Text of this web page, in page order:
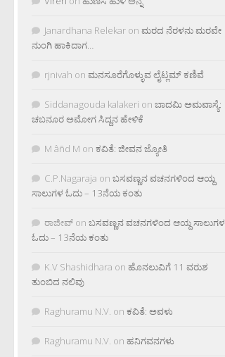
Janardhana Relekar on ಮರದ ನೆರಳನು ಮರವೇ
ನುಂಗಿ ಹಾಕಿದಾಗ…
rjnivah on ಮನಸೂರೆಗೊಳ್ಳುವ ಲೈಟ್ಲಮ್ ಕಣಿವೆ
Siddanagouda kalakeri on ಬಾದಮಿ ಅಮವಾಸ್ಯೆ:
ಚಬನೂರ ಅಮೋಗ ಸಿದ್ದನ ಹೇಳಿಕೆ
M âñd M on ಕವಿತೆ: ಜೀವನ ಜ್ಯೋತಿ
C.P.Nagaraja on ಬಸವಣ್ಣನ ವಚನಗಳಿಂದ ಆಯ್ದ
ಸಾಲುಗಳ ಓದು – 13ನೆಯ ಕಂತು
ರಾಜೀವ್ on ಬಸವಣ್ಣನ ವಚನಗಳಿಂದ ಆಯ್ದ ಸಾಲುಗಳ
ಓದು – 13ನೆಯ ಕಂತು
K.V Shashidhara on ಹೊನಲುವಿಗೆ 11 ವರುಶ
ತುಂಬಿದ ನಲಿವು
Raghuramu N.V. on ಕವಿತೆ: ಅವಳು
Raghuramu N.V. on ಹನಿಗವನಗಳು